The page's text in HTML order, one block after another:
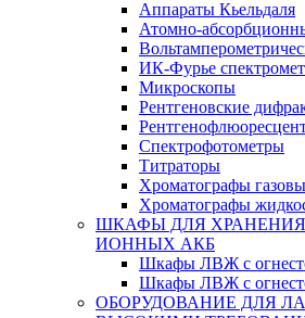
Аппараты Кьельдаля
Атомно-
ИК-Фурье
Микроскопы
Рентгеновские
Спектрофотометры
Титраторы
Хроматографы
Хроматографы
ШКАФЫ ДЛЯ
ИОННЫХ АКБ
Шкафы ЛВЖ с
Шкафы ЛВЖ с
ОБОРУДОВАНИЕ ДЛЯ